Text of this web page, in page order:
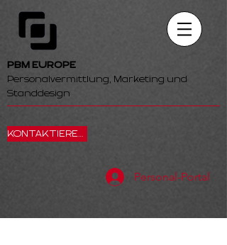
PBM EUROPE
Personalvermittlung, Marketing und
Standdesign
KONTAKTIEREN SIE UNS
Personal-Portal